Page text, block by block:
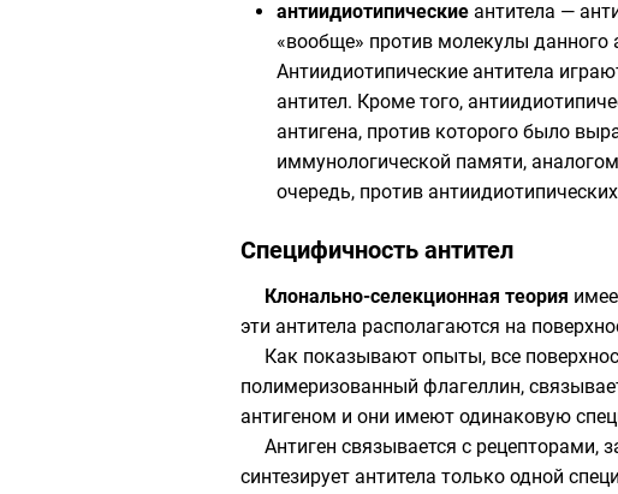
антиидиотипические антитела —
«вообще» против молекулы данного
Антиидиотипические антитела
антител. Кроме того,
антигена, против которого было
иммунологической памяти,
очередь, против
Специфичность антител
Клонально-селекционная теория
эти антитела располагаются на
Как показывают опыты, все
полимеризованный флагеллин,
антигеном и они имеют одинаковую
Антиген связывается с рецепторами,
синтезирует антитела только одной